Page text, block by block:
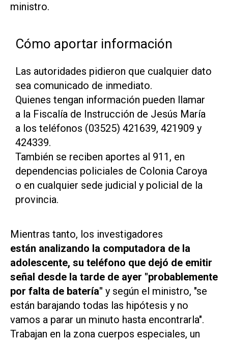
ministro.
Cómo aportar información
Las autoridades pidieron que cualquier dato
sea comunicado de inmediato.
Quienes tengan información pueden llamar
a la Fiscalía de Instrucción de Jesús María
a los teléfonos (03525) 421639, 421909 y
424339.
También se reciben aportes al 911, en
dependencias policiales de Colonia Caroya
o en cualquier sede judicial y policial de la
provincia.
Mientras tanto, los investigadores
están analizando la computadora de la
adolescente, su teléfono que dejó de emitir
señal desde la tarde de ayer "probablemente
por falta de batería" y según el ministro, "se
están barajando todas las hipótesis y no
vamos a parar un minuto hasta encontrarla".
Trabajan en la zona cuerpos especiales, un